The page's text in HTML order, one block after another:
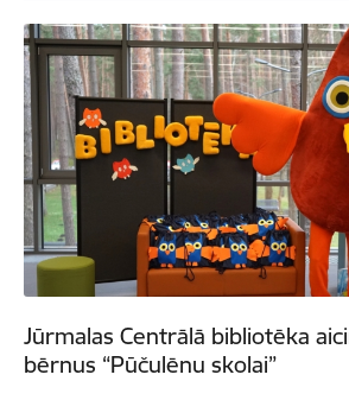
Jūrmalas Centrālā bibliotēka
bērnus “Pūčulēnu skolai”